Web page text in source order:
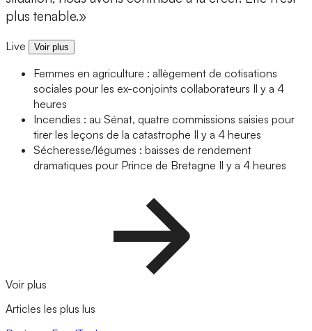
plus tenable.»
Live Voir plus
Femmes en agriculture : allègement de cotisations
sociales pour les ex-conjoints collaborateurs Il y a 4
heures
Incendies : au Sénat, quatre commissions saisies pour
tirer les leçons de la catastrophe Il y a 4 heures
Sécheresse/légumes : baisses de rendement
dramatiques pour Prince de Bretagne Il y a 4 heures
Voir plus
Articles les plus lus